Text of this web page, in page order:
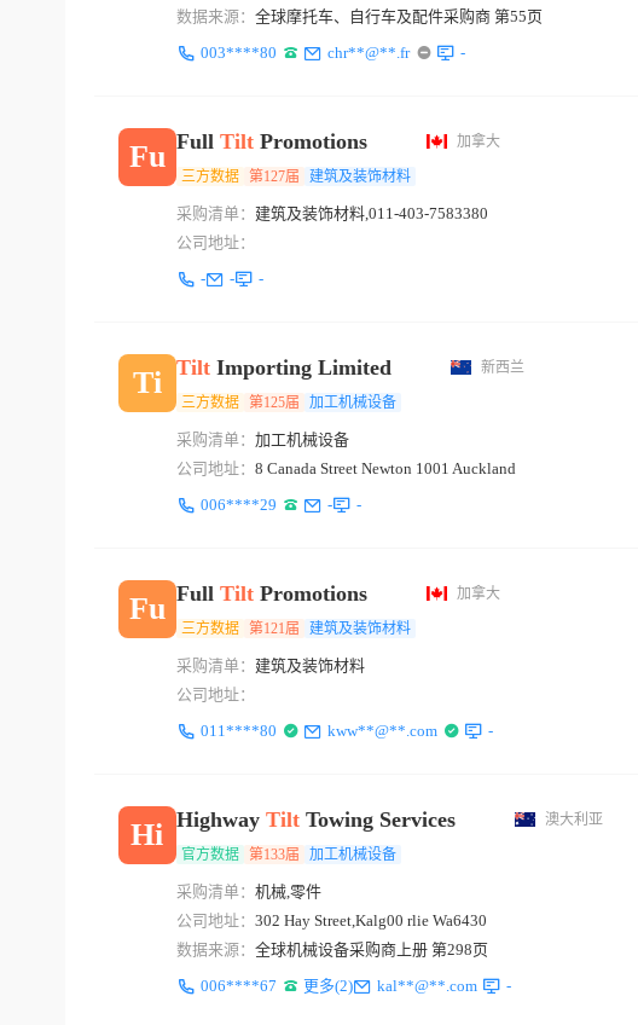
数据来源： 全球摩托车、自行车及配件采购商 第55页
003****80
chr**@**.fr -
Fu Full TiltPromotions 加拿大
三方数据 第127届 建筑及装饰材料
采购清单： 建筑及装饰材料,011-403-7583380
公司地址：
-
- -
Ti TiltImporting Limited 新西兰
三方数据 第125届 加工机械设备
采购清单： 加工机械设备
公司地址： 8 Canada Street Newton 1001 Auckland
006****29
- -
Fu Full TiltPromotions 加拿大
三方数据 第121届 建筑及装饰材料
采购清单： 建筑及装饰材料
公司地址：
011****80
kww**@**.com -
Hi Highway TiltTowing Services 澳大利亚
官方数据 第133届 加工机械设备
采购清单： 机械,零件
公司地址： 302 Hay Street,Kalg00 rlie Wa6430
数据来源： 全球机械设备采购商上册 第298页
006****67
更多(2) kal**@**.com -